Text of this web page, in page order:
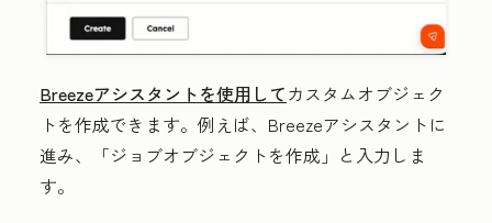
Breezeアシスタントを使用してカスタムオブジェク
トを作成できます。例えば、Breezeアシスタントに
進み、「ジョブオブジェクトを作成」と入力しま
す。